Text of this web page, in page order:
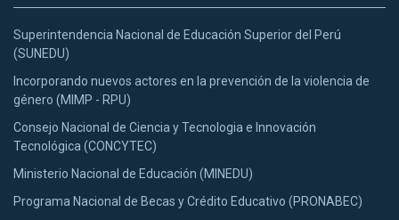
Superintendencia Nacional de Educación Superior del Perú
(SUNEDU)
Incorporando nuevos actores en la prevención de la violencia de
género (MIMP - RPU)
Consejo Nacional de Ciencia y Tecnologia e Innovación
Tecnológica (CONCYTEC)
Ministerio Nacional de Educación (MINEDU)
Programa Nacional de Becas y Crédito Educativo (PRONABEC)